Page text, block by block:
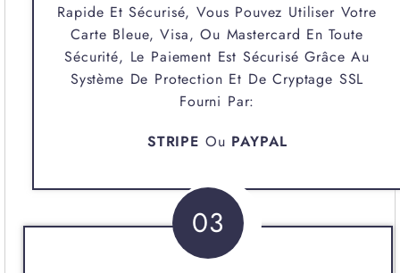
Rapide Et Sécurisé, Vous Pouvez Utiliser Votre
Carte Bleue, Visa, Ou Mastercard En Toute
Sécurité, Le Paiement Est Sécurisé Grâce Au
Système De Protection Et De Cryptage SSL
Fourni Par:
STRIPE Ou PAYPAL
03